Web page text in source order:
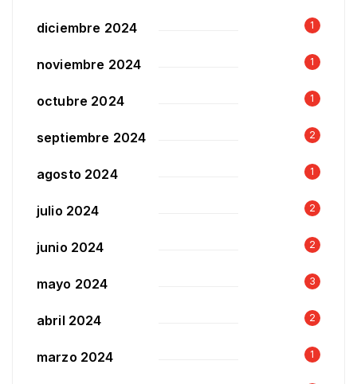
diciembre 2024 1
noviembre 2024 1
octubre 2024 1
septiembre 2024 2
agosto 2024 1
julio 2024 2
junio 2024 2
mayo 2024 3
abril 2024 2
marzo 2024 1